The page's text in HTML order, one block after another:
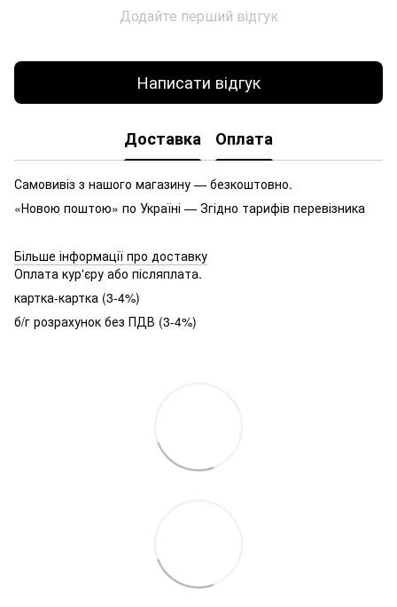
Додайте перший відгук
Написати відгук
Доставка Оплата
Самовивіз з нашого магазину — безкоштовно.
«Новою поштою» по Україні — Згідно тарифів перевізника
Більше інформації про доставку
Оплата кур'єру або післяплата.
картка-картка (3-4%)
б/г розрахунок без ПДВ (3-4%)